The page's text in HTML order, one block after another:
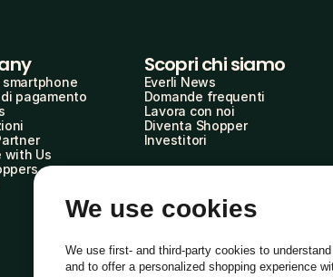
smartphone
pagamento
with Us
Scopri chi siamo
Everli News
Domande frequenti
Lavora con noi
Diventa Shopper
Investitori
We use cookies
We use first- and third-party cookies to
and to offer a personalized shopping experience